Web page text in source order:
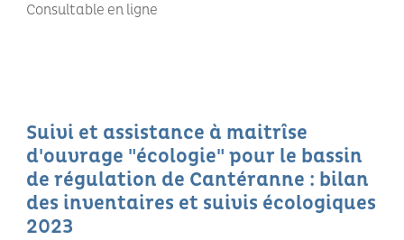
Consultable en ligne
Suivi et assistance à maitrîse
d'ouvrage "écologie" pour le bassin
de régulation de Cantéranne : bilan
des inventaires et suivis écologiques
2023